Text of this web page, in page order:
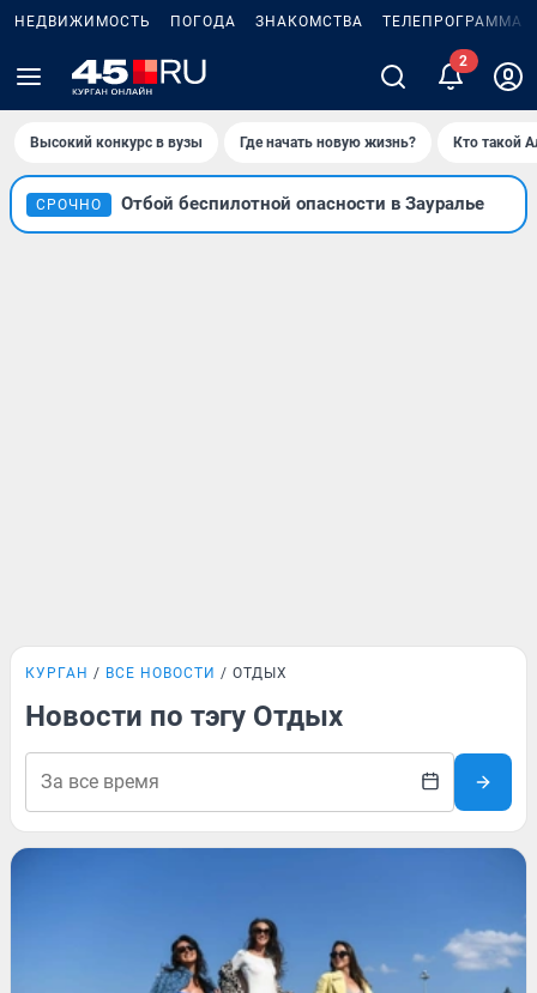
НЕДВИЖИМОСТЬ ПОГОДА ЗНАКОМСТВА ТЕЛЕПРОГРАММА
2
Высокий конкурс в вузы Где начать новую жизнь? Кто такой
СРОЧНО Отбой беспилотной опасности в Зауралье
КУРГАН ВСЕ НОВОСТИ ОТДЫХ
Новости по тэгу Отдых